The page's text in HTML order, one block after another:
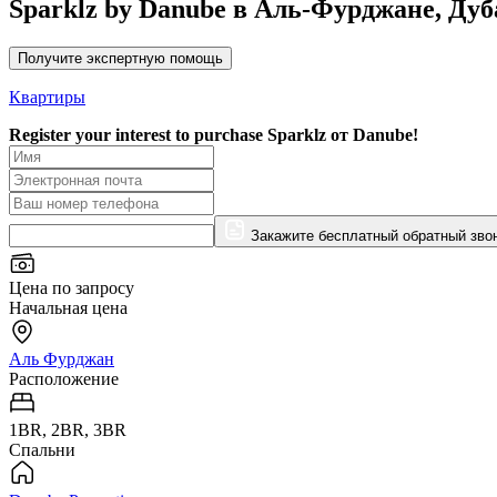
Sparklz by Danube в Аль-Фурджане,
Получите экспертную помощь
Квартиры
Register your interest to purchase Sparklz от Danube!
Закажите бесплатный обратный
Цена по запросу
Начальная цена
Аль Фурджан
Расположение
1BR, 2BR, 3BR
Спальни